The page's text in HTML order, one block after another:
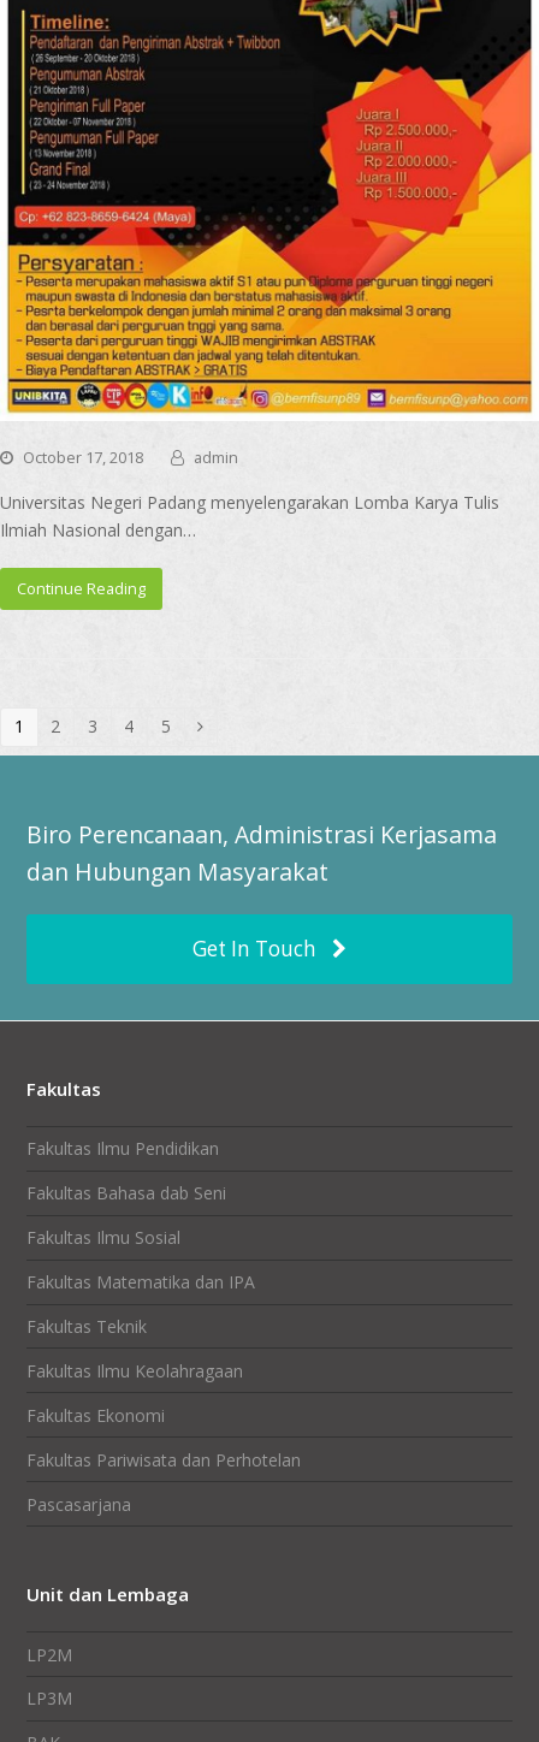
October 17, 2018 admin
Universitas Negeri Padang menyelengarakan Lomba Karya Tulis
Ilmiah Nasional dengan…
Continue Reading
Page
1 Page
2 Page
3 Page
4 Page
5
Biro Perencanaan, Administrasi Kerjasama
dan Hubungan Masyarakat
Get In Touch
Fakultas
Fakultas Ilmu Pendidikan
Fakultas Bahasa dab Seni
Fakultas Ilmu Sosial
Fakultas Matematika dan IPA
Fakultas Teknik
Fakultas Ilmu Keolahragaan
Fakultas Ekonomi
Fakultas Pariwisata dan Perhotelan
Pascasarjana
Unit dan Lembaga
LP2M
LP3M